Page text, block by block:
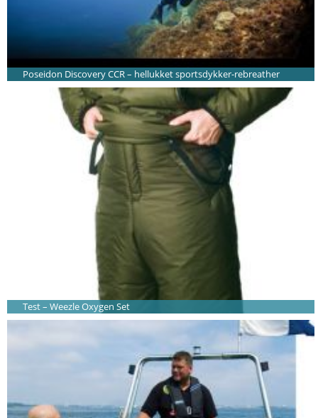
Poseidon Discovery CCR – hellukket sportsdykker-rebreather
Test – Weezle Oxygen Set